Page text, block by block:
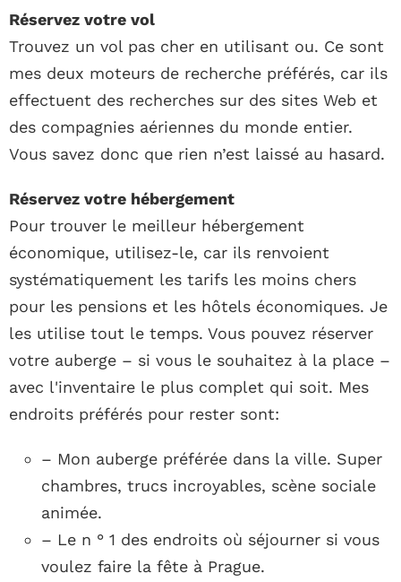
Réservez votre vol
Trouvez un vol pas cher en utilisant ou. Ce sont
mes deux moteurs de recherche préférés, car ils
effectuent des recherches sur des sites Web et
des compagnies aériennes du monde entier.
Vous savez donc que rien n’est laissé au hasard.
Réservez votre hébergement
Pour trouver le meilleur hébergement
économique, utilisez-le, car ils renvoient
systématiquement les tarifs les moins chers
pour les pensions et les hôtels économiques. Je
les utilise tout le temps. Vous pouvez réserver
votre auberge – si vous le souhaitez à la place –
avec l'inventaire le plus complet qui soit. Mes
endroits préférés pour rester sont:
– Mon auberge préférée dans la ville. Super
chambres, trucs incroyables, scène sociale
animée.
– Le n ° 1 des endroits où séjourner si vous
voulez faire la fête à Prague.